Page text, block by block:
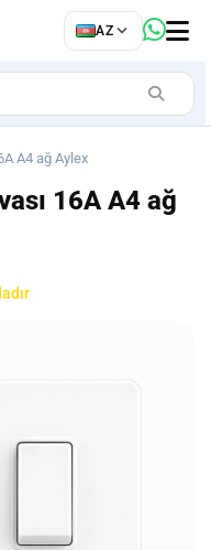
AZ
A4 ağ Aylex
16A A4 ağ